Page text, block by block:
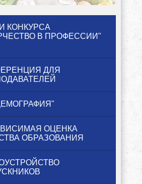
КОНКУРСА
В ПРОФЕССИИ"
ДЛЯ
ОЦЕНКА
ОБРАЗОВАНИЯ